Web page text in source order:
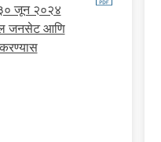
३० जून २०२४
जनसेट आणि